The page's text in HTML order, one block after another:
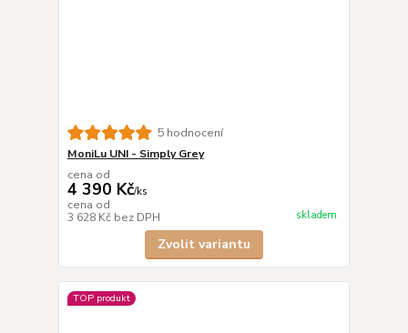
5 hodnocení
MoniLu UNI - Simply Grey
cena od
4 390 Kč/ks
cena od
3 628 Kč bez DPH skladem
Zvolit variantu
TOP produkt